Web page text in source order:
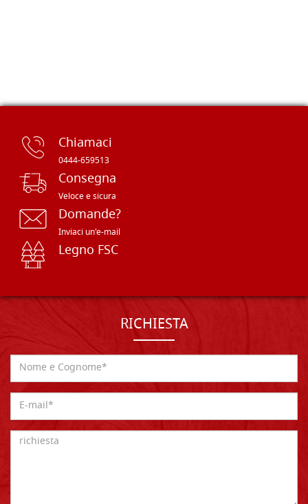
Chiamaci
0444-659513
Consegna
Veloce e sicura
Domande?
Inviaci un'e-mail
Legno FSC
RICHIESTA